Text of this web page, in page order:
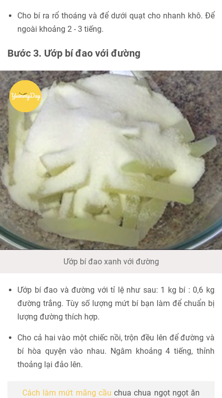
Cho bí ra rổ thoáng và để dưới quạt cho nhanh khô. Để
ngoài khoảng 2 - 3 tiếng.
Bước 3. Ướp bí đao với đường
Ướp bí đao xanh với đường
Ướp bí đao và đường với tỉ lệ như sau: 1 kg bí : 0,6 kg
đường trắng. Tùy số lượng mứt bí bạn làm để chuẩn bị
lượng đường thích hợp.
Cho cả hai vào một chiếc nồi, trộn đều lên để đường và
bí hòa quyện vào nhau. Ngâm khoảng 4 tiếng, thỉnh
thoảng lại đảo lên.
Cách làm mứt mãng cầu chua chua ngọt ngọt ăn